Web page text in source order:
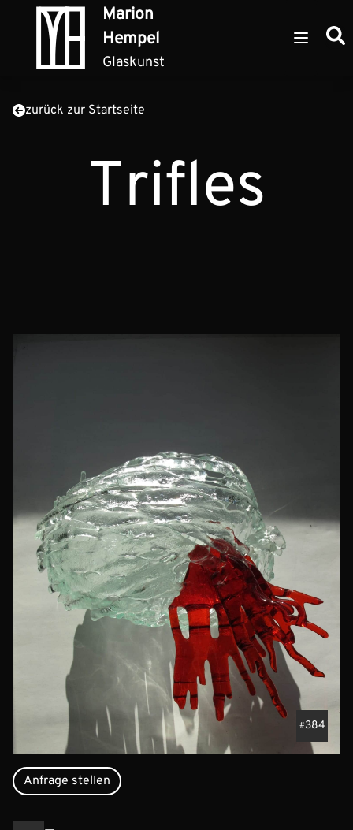
Zum Inhalt springenMarion
Hempel
Glaskunst
Open
zurück zur Startseite
Trifles
384
Anfrage stellen